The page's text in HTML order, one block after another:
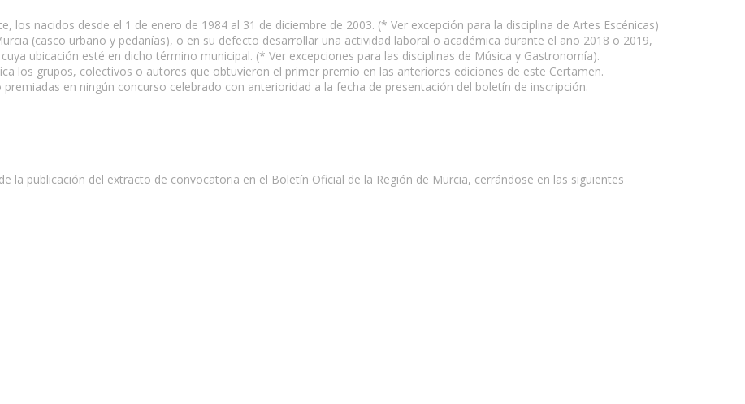
los nacidos desde el 1 de enero de 1984 al 31 de diciembre de 2003. (* Ver excepción para la disciplina de Artes Escénicas)
(casco urbano y pedanías), o en su defecto desarrollar una actividad laboral o académica durante el año 2018 o 2019,
ubicación esté en dicho término municipal. (* Ver excepciones para las disciplinas de Música y Gastronomía).
los grupos, colectivos o autores que obtuvieron el primer premio en las anteriores ediciones de este Certamen.
en ningún concurso celebrado con anterioridad a la fecha de presentación del boletín de inscripción.
la publicación del extracto de convocatoria en el Boletín Oficial de la Región de Murcia, cerrándose en las siguientes